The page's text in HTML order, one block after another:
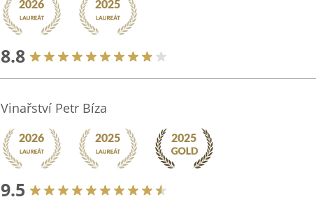
8.8
Vinařství Petr Bíza
9.5